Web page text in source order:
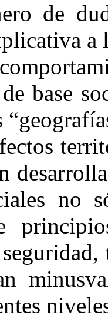
de
a
base
no